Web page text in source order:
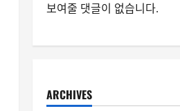
보여줄 댓글이 없습니다.
ARCHIVES